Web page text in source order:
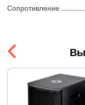
Сопротивление
Входы
Частотный диапазон
Размеры и вес
Размеры
Вы